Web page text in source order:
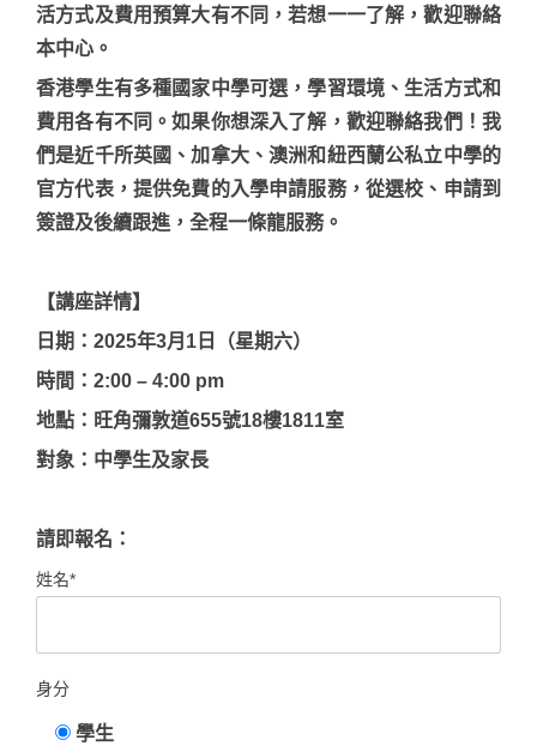
活方式及費用預算大有不同，若想一一了解，歡迎聯絡
本中心。
香港學生有多種國家中學可選，學習環境、生活方式和
費用各有不同。如果你想深入了解，歡迎聯絡我們！我
們是近千所英國、加拿大、澳洲和紐西蘭公私立中學的
官方代表，提供免費的入學申請服務，從選校、申請到
簽證及後續跟進，全程一條龍服務。
【講座詳情】
日期：2025年3月1日（星期六）
時間：2:00 – 4:00 pm
地點：旺角彌敦道655號18樓1811室
對象：中學生及家長
請即報名：
姓名*
身分
學生